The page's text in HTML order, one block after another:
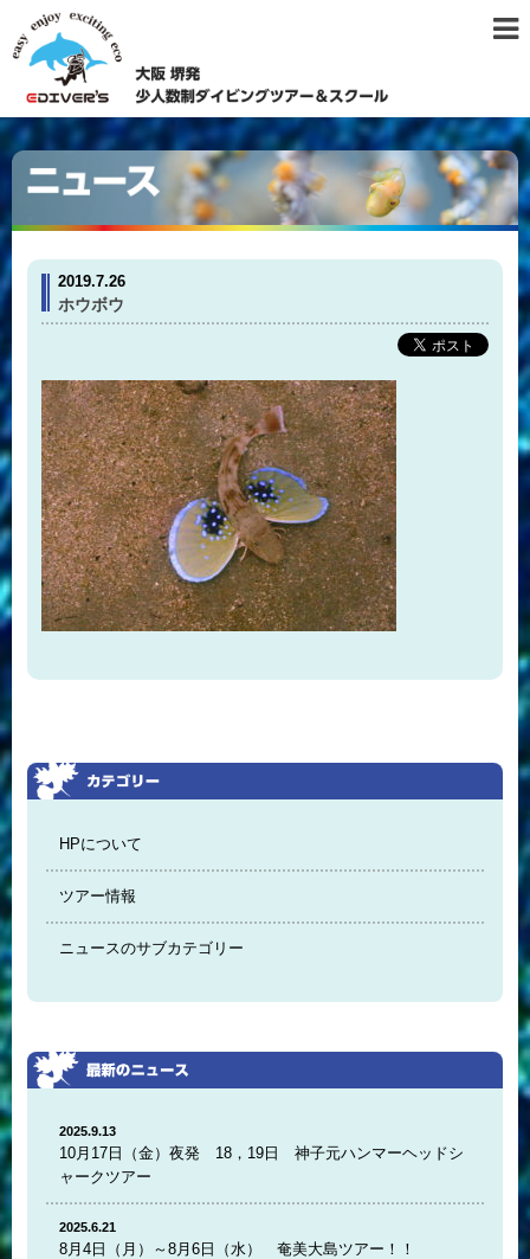
2019.7.26
ホウボウ
HPについて
ツアー情報
ニュースのサブカテゴリー
2025.9.13
10月17日（金）夜発 18，19日 神子元ハンマーヘッドシ
ャークツアー
2025.6.21
8月4日（月）～8月6日（水） 奄美大島ツアー！！